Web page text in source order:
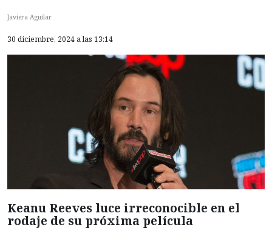
Javiera Aguilar
30 diciembre, 2024 a las 13:14
Keanu Reeves luce irreconocible en el
rodaje de su próxima película